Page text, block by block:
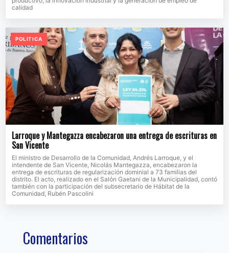
calidad
POLITICA
Larroque y Mantegazza encabezaron una entrega de escrituras en
San Vicente
El ministro de Desarrollo de la Comunidad, Andrés Larroque, y el
intendente de San Vicente, Nicolás Mantegazza, encabezaron la
entrega de escrituras de regularización dominial a 73 familias del
distrito. El acto, realizado en el Salón Gaetani de la Municipalidad, contó
también con la participación del subsecretario de Hábitat de la
Comunidad, Rubén Pascolini
Comentarios